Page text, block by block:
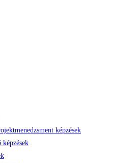
képzések
képzések